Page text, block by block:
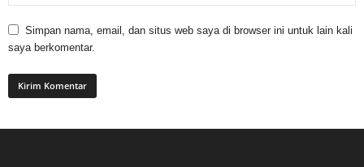
Simpan nama, email, dan situs web saya di browser ini untuk lain kali
saya berkomentar.